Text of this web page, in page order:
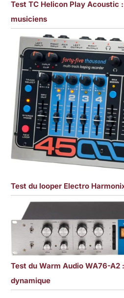
Test TC Helicon Play Acoustic
musiciens
Test du looper Electro
Test du Warm Audio WA76-A2
dynamique